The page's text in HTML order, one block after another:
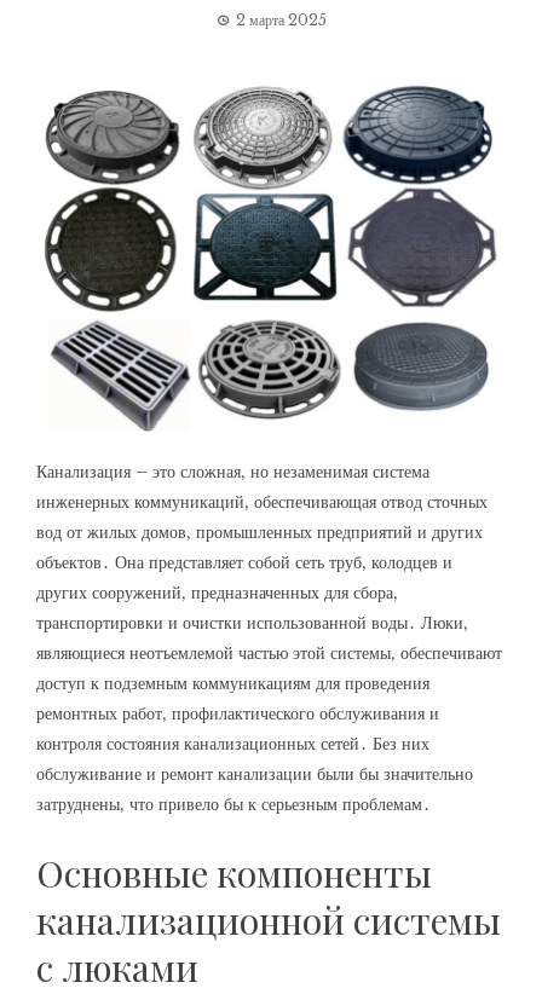
2 марта 2025
Канализация – это сложная‚ но незаменимая система
инженерных коммуникаций‚ обеспечивающая отвод сточных
вод от жилых домов‚ промышленных предприятий и других
объектов․ Она представляет собой сеть труб‚ колодцев и
других сооружений‚ предназначенных для сбора‚
транспортировки и очистки использованной воды․ Люки‚
являющиеся неотъемлемой частью этой системы‚ обеспечивают
доступ к подземным коммуникациям для проведения
ремонтных работ‚ профилактического обслуживания и
контроля состояния канализационных сетей․ Без них
обслуживание и ремонт канализации были бы значительно
затруднены‚ что привело бы к серьезным проблемам․
Основные компоненты
канализационной системы
с люками